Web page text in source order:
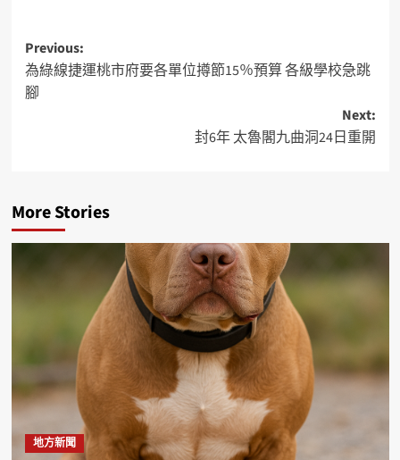
Previous:
為綠線捷運桃市府要各單位撙節15％預算 各級學校急跳
腳
Next:
封6年 太魯閣九曲洞24日重開
More Stories
地方新聞